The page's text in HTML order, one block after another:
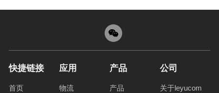
快捷链接
首页
应用
物流
产品
产品
公司
关于leyucom